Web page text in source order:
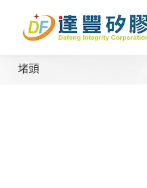
content
堵頭